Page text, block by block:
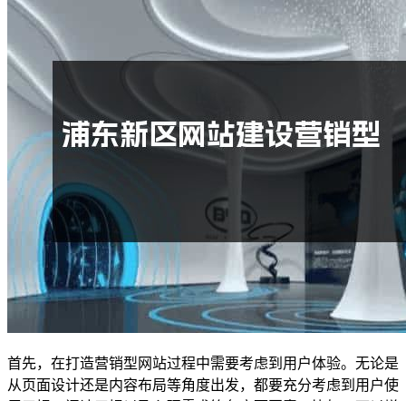
首先，在打造营销型网站过程中需要考虑到用户体验。无论是
从页面设计还是内容布局等角度出发，都要充分考虑到用户使